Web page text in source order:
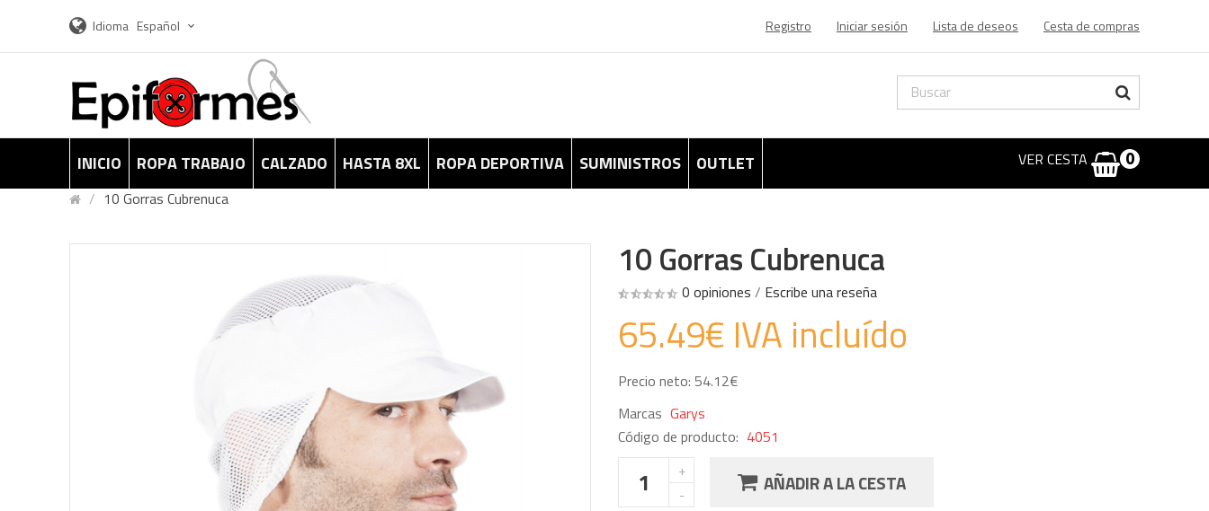
Idioma Español Registro Iniciar sesión Lista de deseos Cesta de compras
INICIO ROPA TRABAJO CALZADO HASTA 8XL ROPA DEPORTIVA SUMINISTROS OUTLET VER CESTA 0
10 Gorras Cubrenuca
10 Gorras Cubrenuca
0 opiniones / Escribe una reseña
65.49€ IVA incluído
Precio neto: 54.12€
Marcas Garys
Código de producto: 4051
AÑADIR A LA CESTA